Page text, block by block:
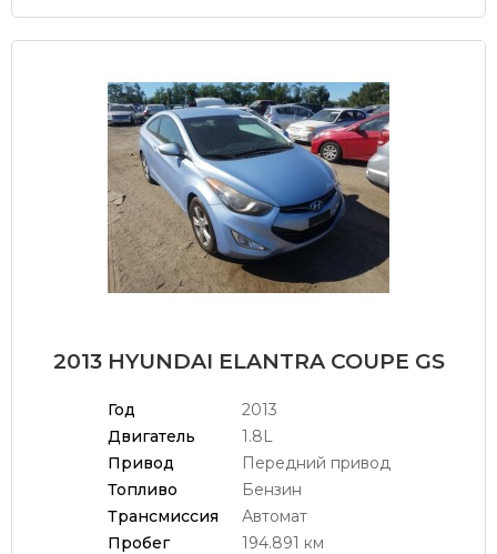
2013 HYUNDAI ELANTRA COUPE GS
Год
2013
Двигатель
1.8L
Привод
Передний привод
Топливо
Бензин
Трансмиссия
Автомат
Пробег
194.891 км